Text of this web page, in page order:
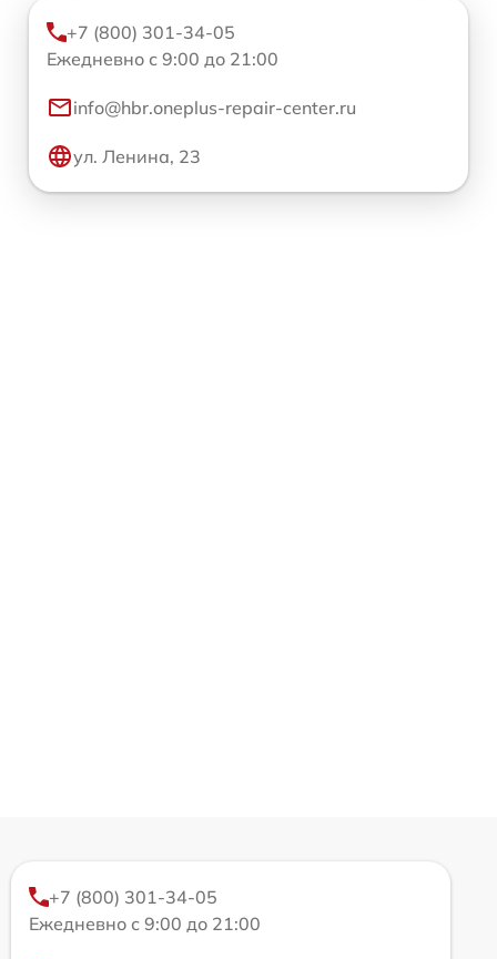
+7 (800) 301-34-05
Ежедневно с 9:00 до 21:00
info@hbr.oneplus-repair-center.ru
ул. Ленина, 23
+7 (800) 301-34-05
Ежедневно с 9:00 до 21:00